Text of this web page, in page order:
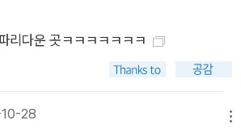
리다운 곳ㅋㅋㅋㅋㅋㅋㅋ
28